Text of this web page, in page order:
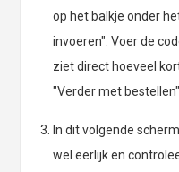
op het balkje onder
invoeren". Voer de
ziet direct hoeveel
"Verder met bestellen".
In dit volgende
wel eerlijk en